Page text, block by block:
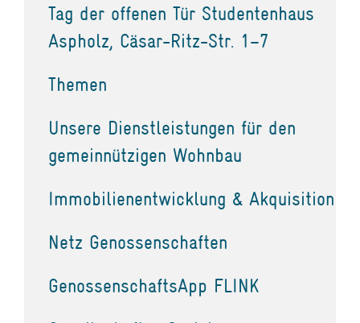
Tag der offenen Tür Studentenhaus
Aspholz, Cäsar-Ritz-Str. 1–7
Themen
Unsere Dienstleistungen für den
gemeinnützigen Wohnbau
Immobilienentwicklung & Akquisition
Netz Genossenschaften
GenossenschaftsApp FLINK